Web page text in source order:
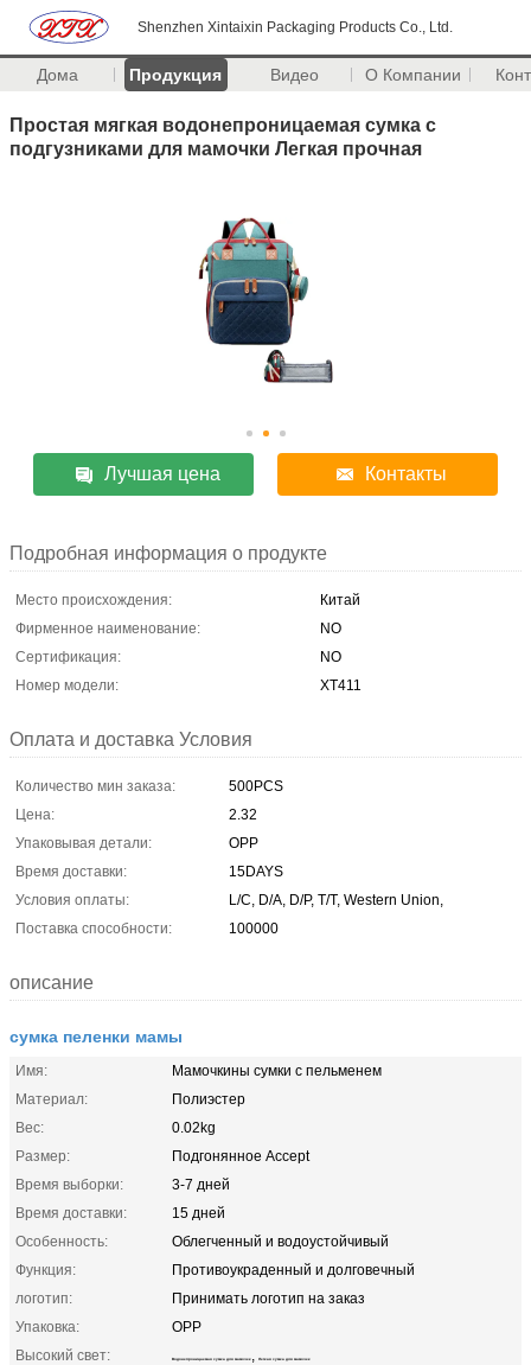
Shenzhen Xintaixin Packaging Products Co., Ltd.
Дома Продукция Видео О Компании
Простая мягкая водонепроницаемая сумка с
подгузниками для мамочки Легкая прочная
Лучшая цена Контакты
Подробная информация о продукте
Место происхождения:
Китай
Фирменное наименование:
NO
Сертификация:
NO
Номер модели:
XT411
Оплата и доставка Условия
Количество мин заказа:
500PCS
Цена:
2.32
Упаковывая детали:
OPP
Время доставки:
15DAYS
Условия оплаты:
L/C, D/A, D/P, T/T, Western Union,
Поставка способности:
100000
описание
сумка пеленки мамы
Имя:
Мамочкины сумки с пельменем
Материал:
Полиэстер
Вес:
0.02kg
Размер:
Подгонянное Accept
Время выборки:
3-7 дней
Время доставки:
15 дней
Особенность:
Облегченный и водоустойчивый
Функция:
Противоукраденный и долговечный
логотип:
Принимать логотип на заказ
Упаковка:
OPP
Высокий свет:
Водонепроницаемая сумка для мамочек , Легкая сумка для мамочек